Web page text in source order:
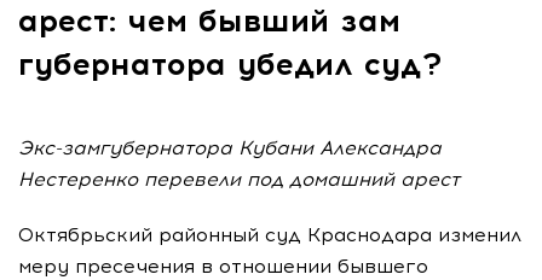
арест: чем бывший зам
губернатора убедил суд?
Экс-замгубернатора Кубани Александра
Нестеренко перевели под домашний арест
Октябрьский районный суд Краснодара изменил
меру пресечения в отношении бывшего